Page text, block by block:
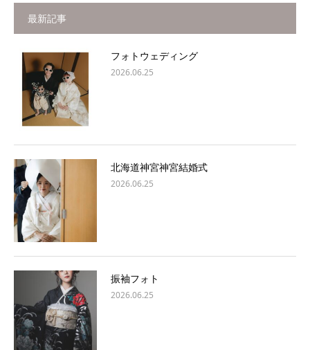
最新記事
フォトウェディング
2026.06.25
北海道神宮神宮結婚式
2026.06.25
振袖フォト
2026.06.25